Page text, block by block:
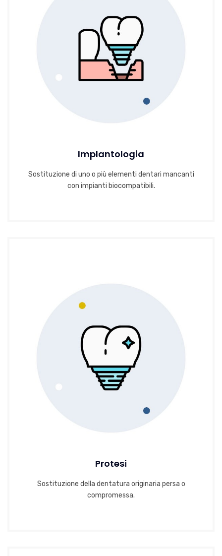
Implantologia
Sostituzione di uno o più elementi dentari mancanti
con impianti biocompatibili.
Protesi
Sostituzione della dentatura originaria persa o
compromessa.